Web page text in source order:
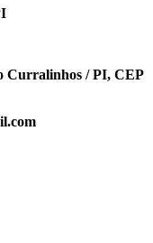
Curralinhos / PI, CEP